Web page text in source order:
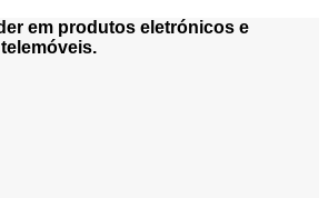
em produtos eletrónicos e